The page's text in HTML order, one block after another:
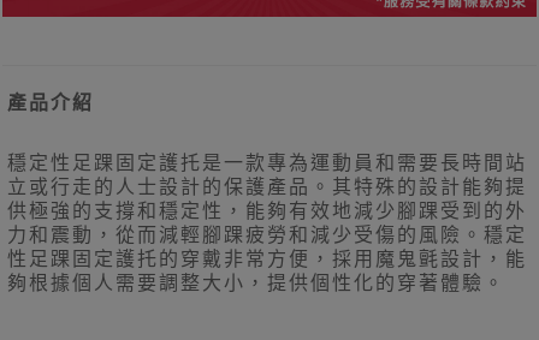
產品介紹
穩定性足踝固定護托是一款專為運動員和需要長時間站
立或行走的人士設計的保護產品。其特殊的設計能夠提
供極強的支撐和穩定性，能夠有效地減少腳踝受到的外
力和震動，從而減輕腳踝疲勞和減少受傷的風險。穩定
性足踝固定護托的穿戴非常方便，採用魔鬼氈設計，能
夠根據個人需要調整大小，提供個性化的穿著體驗。